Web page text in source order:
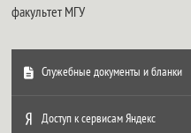
факультет МГУ
Служебные документы и бланки
Доступ к сервисам Яндекс